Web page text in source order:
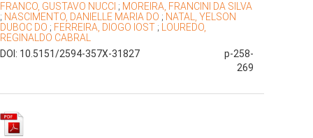
FRANCO, GUSTAVO NUCCI ; MOREIRA, FRANCINI DA SILVA
; NASCIMENTO, DANIELLE MARIA DO ; NATAL, YELSON
DUBOC DO ; FERREIRA, DIOGO IOST ; LOUREDO,
REGINALDO CABRAL
DOI: 10.5151/2594-357X-31827
p-258-
269